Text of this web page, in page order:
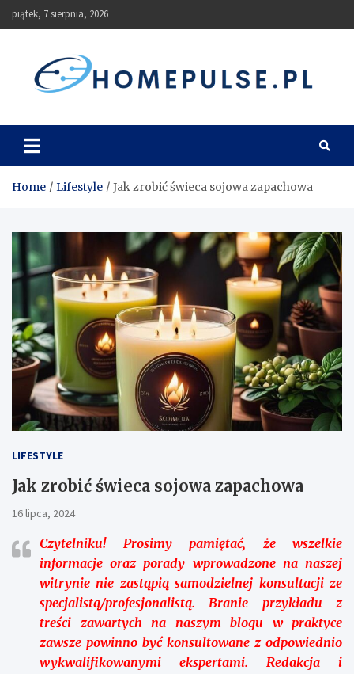
Skip
to
piątek, 7 sierpnia, 2026
homepulse.pl
Home Lifestyle Jak zrobić świeca sojowa zapachowa
LIFESTYLE
Jak zrobić świeca sojowa zapachowa
16 lipca, 2024
Czytelniku!Prosimy pamiętać, że wszelkie
informacje oraz porady wprowadzone na naszej
witrynie nie zastąpią samodzielnej konsultacji ze
specjalistą/profesjonalistą. Branie przykładu z
treści zawartych na naszym blogu w praktyce
zawsze powinno być konsultowane z odpowiednio
wykwalifikowanymi ekspertami. Redakcja i